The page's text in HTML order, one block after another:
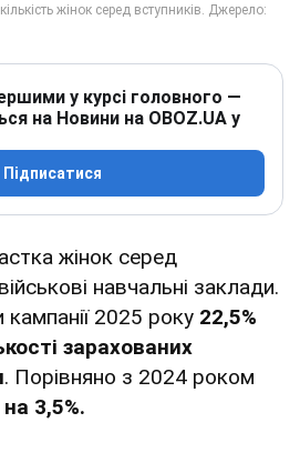
у курсі головного —
на Новини на OBOZ.UA у
Підписатися
жінок серед
навчальні заклади.
2025 року 22,5%
зарахованих
. Порівняно з 2024 роком
3,5%.